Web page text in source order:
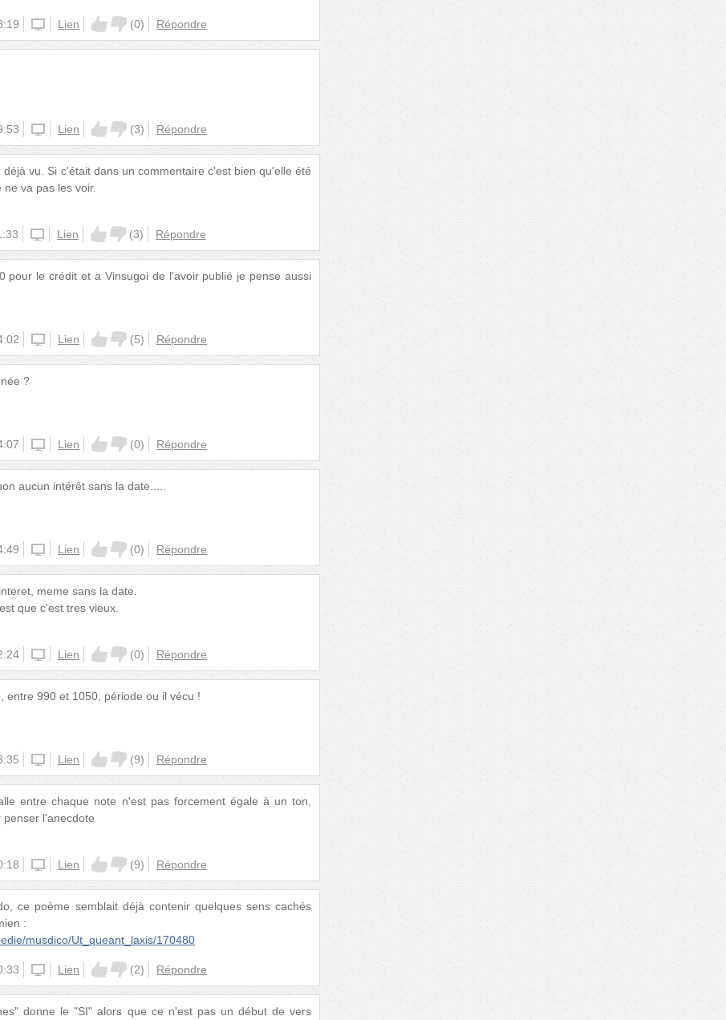
unknown
Lien (0) Répondre
unknown
Lien (3) Répondre
vu. Si c'était dans un commentaire c'est bien qu'elle été
va pas les voir.
unknown
Lien (3) Répondre
pour le crédit et a Vinsugoi de l'avoir publié je pense aussi
unknown
Lien (5) Répondre
?
unknown
Lien (0) Répondre
aucun intérêt sans la date.....
unknown
Lien (0) Répondre
meme sans la date.
que c'est tres vieux.
unknown
Lien (0) Répondre
entre 990 et 1050, période ou il vécu !
unknown
Lien (9) Répondre
entre chaque note n'est pas forcement égale à un ton,
l'anecdote
unknown
Lien (9) Répondre
ce poème semblait déjà contenir quelques sens cachés
:
musdico/Ut_queant_laxis/170480
unknown
Lien (2) Répondre
donne le "SI" alors que ce n'est pas un début de vers